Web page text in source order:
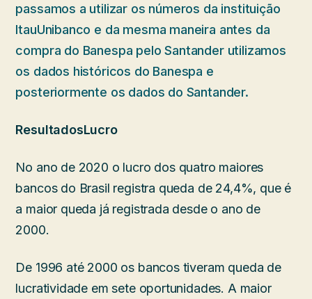
passamos a utilizar os números da instituição
ItauUnibanco e da mesma maneira antes da
compra do Banespa pelo Santander utilizamos
os dados históricos do Banespa e
posteriormente os dados do Santander.
ResultadosLucro
No ano de 2020 o lucro dos quatro maiores
bancos do Brasil registra queda de 24,4%, que é
a maior queda já registrada desde o ano de
2000.
De 1996 até 2000 os bancos tiveram queda de
lucratividade em sete oportunidades. A maior